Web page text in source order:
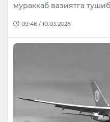
мураккаб вазиятга
09:46 / 10.03.2026